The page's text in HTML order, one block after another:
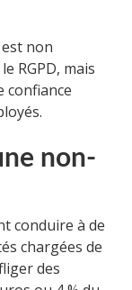
non
RGPD, mais
confiance
non-
conduire à de
chargées de
des